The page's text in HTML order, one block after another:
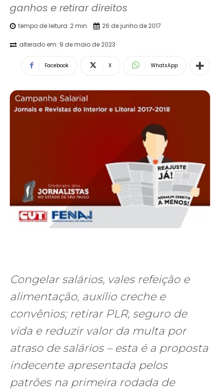
ganhos e retirar direitos
tempo de leitura: 2min. 26 de junho de 2017
alterado em: 9 de maio de 2023
Facebook X WhatsApp
Congelar salários, vales refeição e
alimentação, auxílio creche e
convênios; retirar PLR, seguro de
vida e reduzir valor da multa por
atraso de salários – esta é a proposta
indecente apresentada pelos
patrões na primeira rodada de